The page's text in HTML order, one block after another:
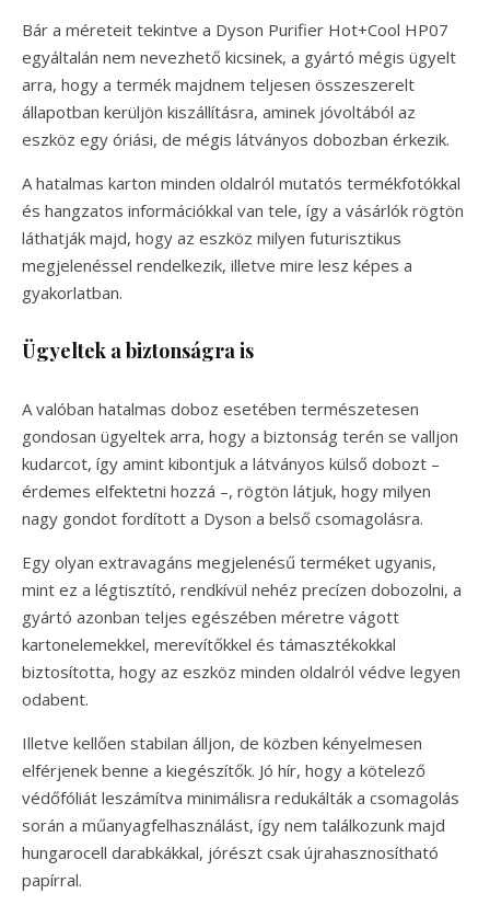
Bár a méreteit tekintve a Dyson Purifier Hot+Cool HP07
egyáltalán nem nevezhető kicsinek, a gyártó mégis ügyelt
arra, hogy a termék majdnem teljesen összeszerelt
állapotban kerüljön kiszállításra, aminek jóvoltából az
eszköz egy óriási, de mégis látványos dobozban érkezik.
A hatalmas karton minden oldalról mutatós termékfotókkal
és hangzatos információkkal van tele, így a vásárlók rögtön
láthatják majd, hogy az eszköz milyen futurisztikus
megjelenéssel rendelkezik, illetve mire lesz képes a
gyakorlatban.
Ügyeltek a biztonságra is
A valóban hatalmas doboz esetében természetesen
gondosan ügyeltek arra, hogy a biztonság terén se valljon
kudarcot, így amint kibontjuk a látványos külső dobozt –
érdemes elfektetni hozzá –, rögtön látjuk, hogy milyen
nagy gondot fordított a Dyson a belső csomagolásra.
Egy olyan extravagáns megjelenésű terméket ugyanis,
mint ez a légtisztító, rendkívül nehéz precízen dobozolni, a
gyártó azonban teljes egészében méretre vágott
kartonelemekkel, merevítőkkel és támasztékokkal
biztosította, hogy az eszköz minden oldalról védve legyen
odabent.
Illetve kellően stabilan álljon, de közben kényelmesen
elférjenek benne a kiegészítők. Jó hír, hogy a kötelező
védőfóliát leszámítva minimálisra redukálták a csomagolás
során a műanyagfelhasználást, így nem találkozunk majd
hungarocell darabkákkal, jórészt csak újrahasznosítható
papírral.